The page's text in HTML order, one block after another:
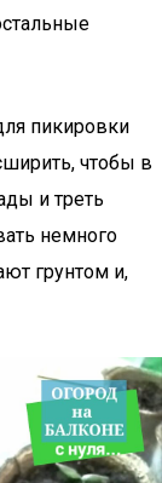
пикировки
чтобы в
и треть
немного
грунтом и,